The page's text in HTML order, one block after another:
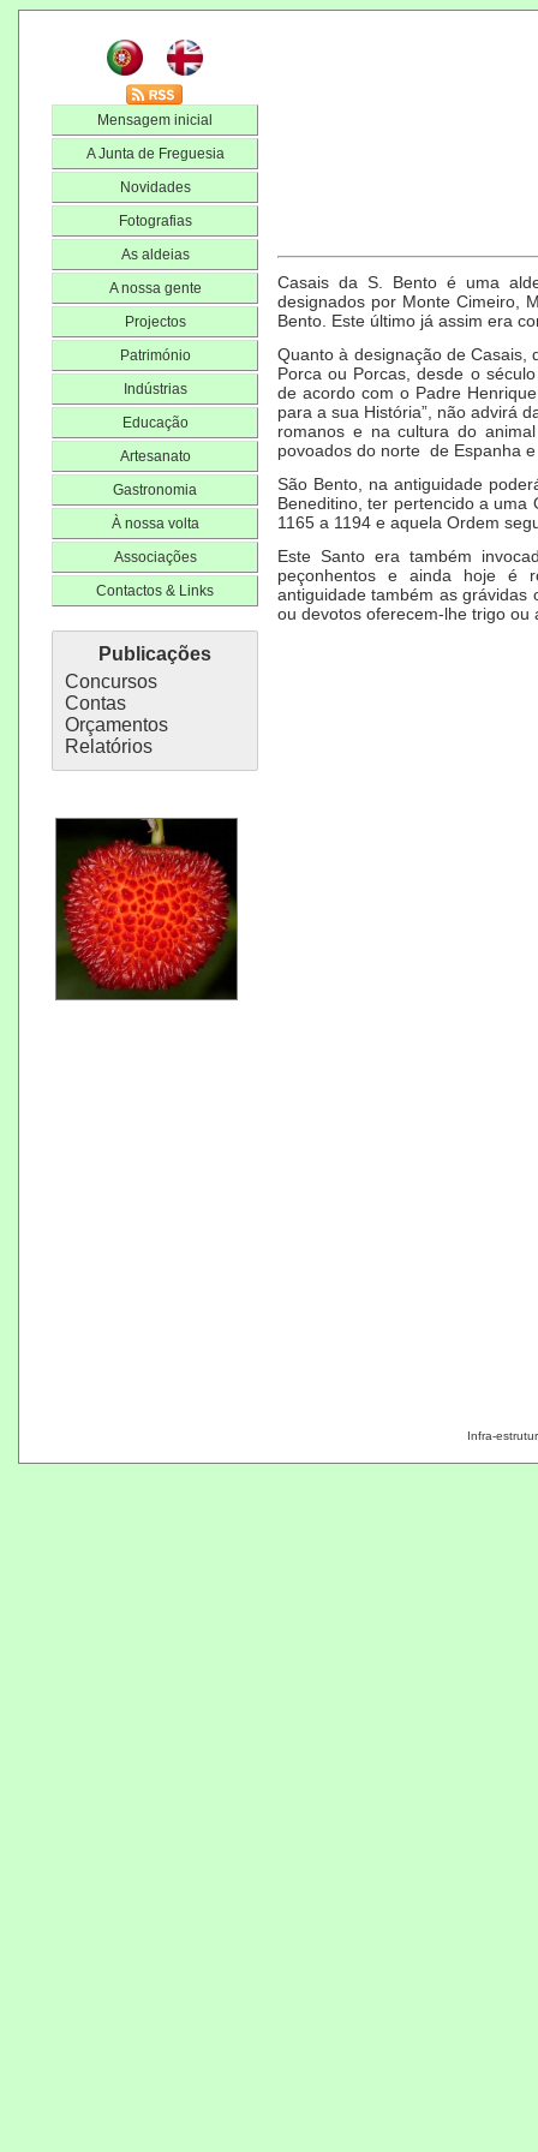
Mensagem inicial
A Junta de Freguesia
Novidades
Fotografias
As aldeias
A nossa gente
Projectos
Património
Indústrias
Educação
Artesanato
Gastronomia
À nossa volta
Associações
Contactos & Links
Publicações
Concursos
Contas
Orçamentos
Relatórios
Casais da S. Bento é uma
designados por Monte Cimeiro,
Bento. Este último já assim era
Quanto à designação de Casais,
Porca ou Porcas, desde o
de acordo com o Padre
para a sua História”, não advirá
romanos e na cultura do
povoados do norte de Espanha
São Bento, na antiguidade
Beneditino, ter pertencido a uma
1165 a 1194 e aquela Ordem
Este Santo era também
peçonhentos e ainda hoje é
antiguidade também as grávidas
ou devotos oferecem-lhe trigo ou
Infra-